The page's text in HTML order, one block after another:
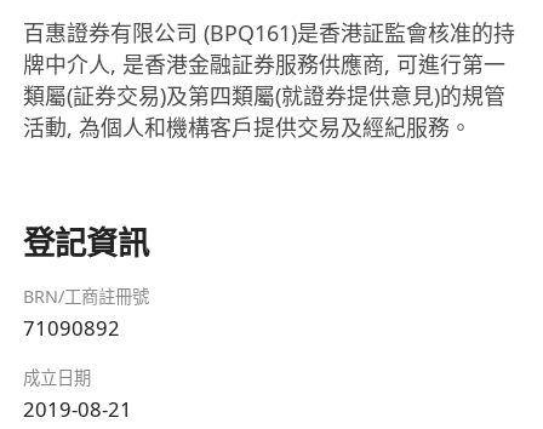
百惠證券有限公司 (BPQ161)是香港証監會核准的持
牌中介人, 是香港金融証券服務供應商, 可進行第一
類屬(証券交易)及第四類屬(就證券提供意見)的規管
活動, 為個人和機構客戶提供交易及經紀服務。
登記資訊
BRN/工商註冊號
71090892
成立日期
2019-08-21